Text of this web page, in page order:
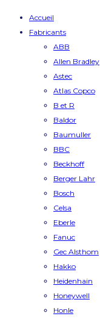
Accueil
Fabricants
ABB
Allen Bradley
Astec
Atlas Copco
B et R
Baldor
Baumuller
BBC
Beckhoff
Berger Lahr
Bosch
Celsa
Eberle
Fanuc
Gec Alsthom
Hakko
Heidenhain
Honeywell
Honle